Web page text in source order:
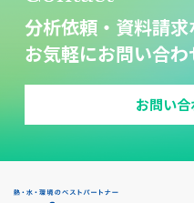
分析依頼・資料請求
お気軽にお問い合
お問い